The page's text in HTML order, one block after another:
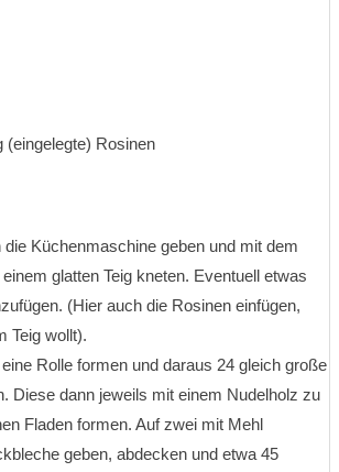
(eingelegte) Rosinen
die Küchenmaschine geben und mit dem
glatten Teig kneten. Eventuell etwas
(Hier auch die Rosinen einfügen,
Teig wollt).
Rolle formen und daraus 24 gleich große
Diese dann jeweils mit einem Nudelholz zu
Fladen formen. Auf zwei mit Mehl
geben, abdecken und etwa 45